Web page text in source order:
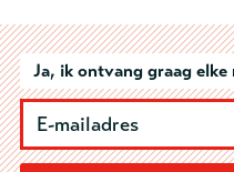
Ja, ik ontvang graag